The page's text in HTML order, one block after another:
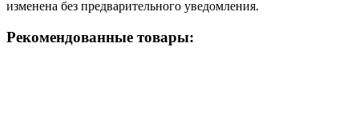
изменена без предварительного уведомления.
Рекомендованные товары: